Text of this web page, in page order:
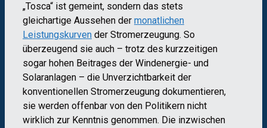
„Tosca“ ist gemeint, sondern das stets
gleichartige Aussehen der monatlichen
Leistungskurven der Stromerzeugung. So
überzeugend sie auch – trotz des kurzzeitigen
sogar hohen Beitrages der Windenergie- und
Solaranlagen – die Unverzichtbarkeit der
konventionellen Stromerzeugung dokumentieren,
sie werden offenbar von den Politikern nicht
wirklich zur Kenntnis genommen. Die inzwischen